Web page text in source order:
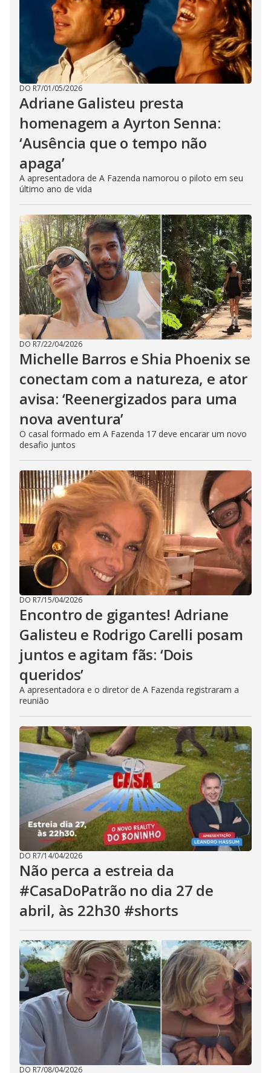
DO R7/01/05/2026
Adriane Galisteu presta
homenagem a Ayrton Senna:
‘Ausência que o tempo não
apaga’
A apresentadora de A Fazenda namorou o piloto em seu
último ano de vida
DO R7/22/04/2026
Michelle Barros e Shia Phoenix se
conectam com a natureza, e ator
avisa: ‘Reenergizados para uma
nova aventura’
O casal formado em A Fazenda 17 deve encarar um novo
desafio juntos
DO R7/15/04/2026
Encontro de gigantes! Adriane
Galisteu e Rodrigo Carelli posam
juntos e agitam fãs: ‘Dois
queridos’
A apresentadora e o diretor de A Fazenda registraram a
reunião
DO R7/14/04/2026
Não perca a estreia da
#CasaDoPatrão no dia 27 de
abril, às 22h30 #shorts
DO R7/08/04/2026